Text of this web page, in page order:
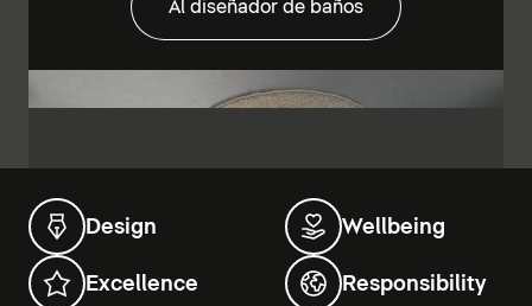
Al diseñador de baños
Design Wellbeing
Excellence Responsibility